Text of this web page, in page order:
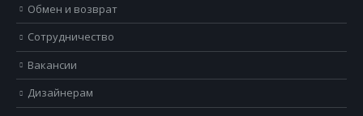
Обмен и возврат
Сотрудничество
Вакансии
Дизайнерам